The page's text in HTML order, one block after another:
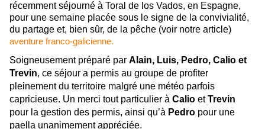
récemment séjourné à Toral de los Vados, en Espagne,
pour une semaine placée sous le signe de la convivialité,
du partage et, bien sûr, de la pêche (voir notre article)
aventure franco-galicienne.
Soigneusement préparé par Alain, Luis, Pedro, Calio et
Trevin, ce séjour a permis au groupe de profiter
pleinement du territoire malgré une météo parfois
capricieuse. Un merci tout particulier à Calio etTrevin
pour la gestion des permis, ainsi qu’à Pedro pour une
paella unanimement appréciée.